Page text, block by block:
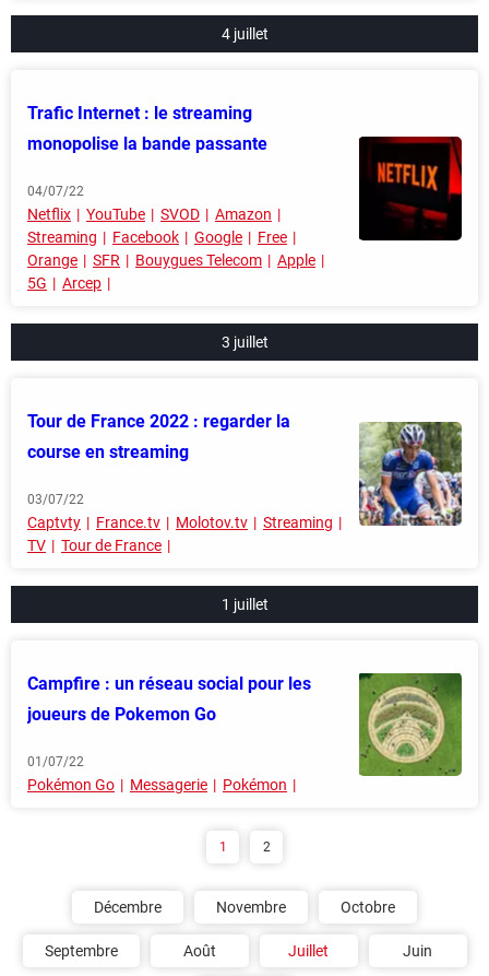
4 juillet
Trafic Internet : le streaming
monopolise la bande passante
04/07/22
Netflix YouTube SVOD
Amazon
Streaming
Facebook Google
Free
Orange
SFR Bouygues Telecom
Apple
5G
Arcep
3 juillet
Tour de France 2022 : regarder la
course en streaming
03/07/22
Captvty France.tv Molotov.tv
Streaming
TV
Tour de France
1 juillet
Campfire : un réseau social pour les
joueurs de Pokemon Go
01/07/22
Pokémon Go Messagerie Pokémon
1 2
Décembre Novembre Octobre
Septembre Août Juillet Juin